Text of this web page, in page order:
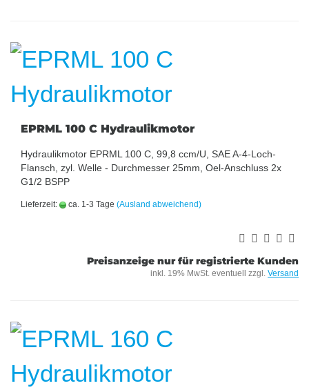
EPRML 100 C Hydraulikmotor
Hydraulikmotor EPRML 100 C, 99,8 ccm/U, SAE A-4-Loch-
Flansch, zyl. Welle - Durchmesser 25mm, Oel-Anschluss 2x
G1/2 BSPP
Lieferzeit: ca. 1-3 Tage (Ausland abweichend)
Preisanzeige nur für registrierte Kunden
inkl. 19% MwSt. eventuell zzgl. Versand